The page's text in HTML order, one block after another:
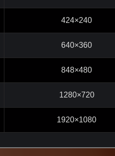
424×240
640×360
848×480
1280×720
1920×1080